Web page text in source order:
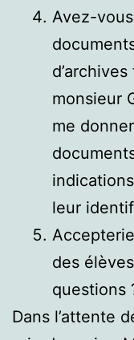
Avez-
monsieur
me
leur
des
questions
Dans l’attente